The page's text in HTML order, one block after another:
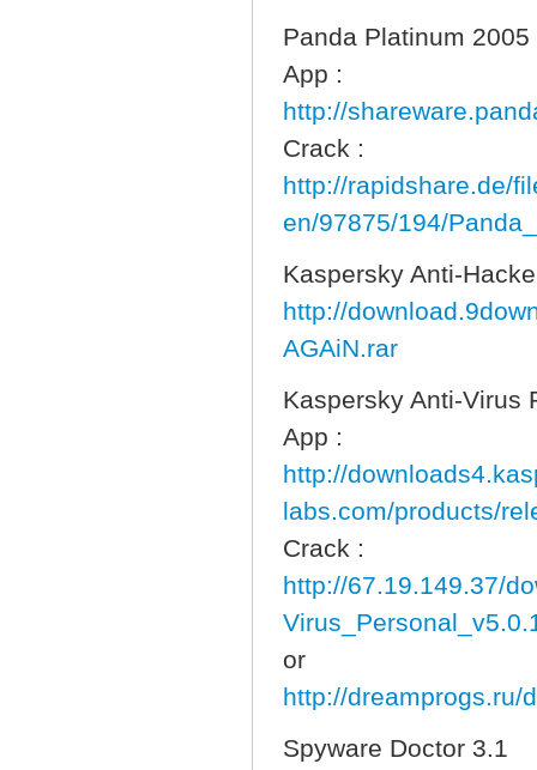
Panda Platinum
App :
http://
Crack :
http://rapidshare.de/
en/97875/194/
Kaspersky Anti-
http://
AGAiN.rar
Kaspersky Anti-Virus
App :
http://
labs.com/products/
Crack :
http://67.19.149.37/
or
http://dreamprogs.ru/
Spyware Doctor 3.1